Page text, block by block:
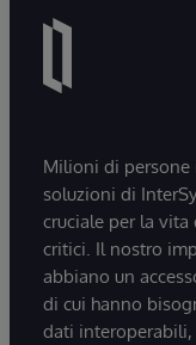
Milioni di
soluzioni di
cruciale per la
critici. Il nostro
abbiano un
di cui hanno
dati interoperabili,